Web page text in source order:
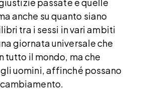
anche su quanto siano
tra i sessi in vari ambiti
giornata universale che
tutto il mondo, ma che
uomini, affinché possano